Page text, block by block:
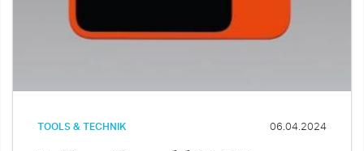
TOOLS & TECHNIK 06.04.2024